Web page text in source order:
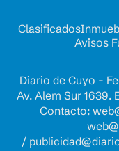
Clasificados
Avisos
Diario de Cuyo -
Av. Alem Sur 1639.
Contacto:
/